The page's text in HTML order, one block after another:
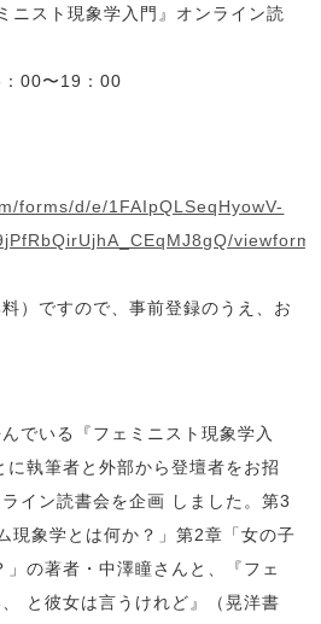
ニスト現象学入門』オンライン読
00〜19：00
forms/d/e/1FAIpQLSeqHyowV-
）ですので、事前登録のうえ、お
でいる『フェミニスト現象学入
に執筆者と外部から登壇者をお招
イン読書会を企画 しました。第3
現象学とは何か？」第2章「女の子
の著者・中澤瞳さんと、『フェ
と彼女は言うけれど』（晃洋書